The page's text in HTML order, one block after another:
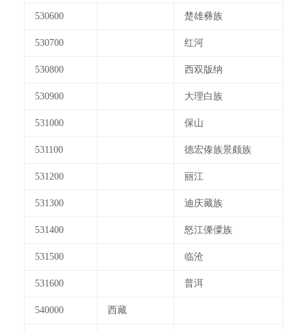
530600 楚雄彝族
530700 红河
530800 西双版纳
530900 大理白族
531000 保山
531100 德宏傣族景颇族
531200 丽江
531300 迪庆藏族
531400 怒江傈僳族
531500 临沧
531600 普洱
540000 西藏